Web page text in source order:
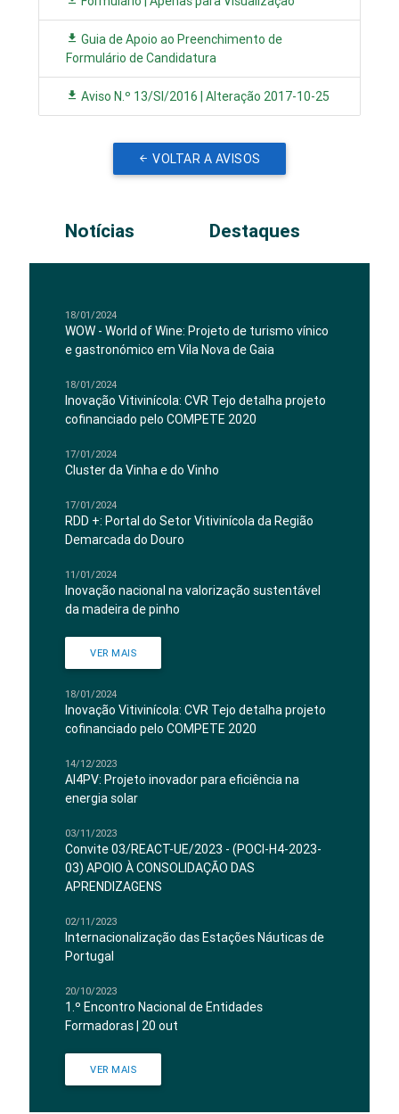
Guia de Apoio ao Preenchimento de
Formulário de Candidatura
Aviso N.º 13/SI/2016 | Alteração 2017-10-25
VOLTAR A AVISOS
Notícias Destaques
18/01/2024
WOW - World of Wine: Projeto de turismo vínico
e gastronómico em Vila Nova de Gaia
18/01/2024
Inovação Vitivinícola: CVR Tejo detalha projeto
cofinanciado pelo COMPETE 2020
17/01/2024
Cluster da Vinha e do Vinho
17/01/2024
RDD +: Portal do Setor Vitivinícola da Região
Demarcada do Douro
11/01/2024
Inovação nacional na valorização sustentável
da madeira de pinho
VER MAIS
18/01/2024
Inovação Vitivinícola: CVR Tejo detalha projeto
cofinanciado pelo COMPETE 2020
14/12/2023
AI4PV: Projeto inovador para eficiência na
energia solar
03/11/2023
Convite 03/REACT-UE/2023 - (POCI-H4-2023-
03) APOIO À CONSOLIDAÇÃO DAS
APRENDIZAGENS
02/11/2023
Internacionalização das Estações Náuticas de
Portugal
20/10/2023
1.º Encontro Nacional de Entidades
Formadoras | 20 out
VER MAIS